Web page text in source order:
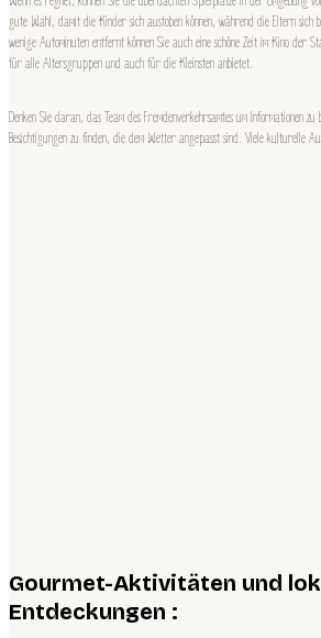
gute Wahl, damit die Kinder sich austoben können, während die Eltern sich
wenige Autominuten entfernt können Sie auch eine schöne Zeit im Kino der
für alle Altersgruppen und auch für die Kleinsten anbietet.
Denken Sie daran, das Team des Fremdenverkehrsamtes um Informationen
Besichtigungen zu finden, die dem Wetter angepasst sind. Viele kulturelle
Gourmet-Aktivitäten und
Entdeckungen :